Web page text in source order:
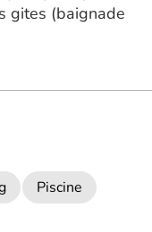
gites (baignade
Piscine